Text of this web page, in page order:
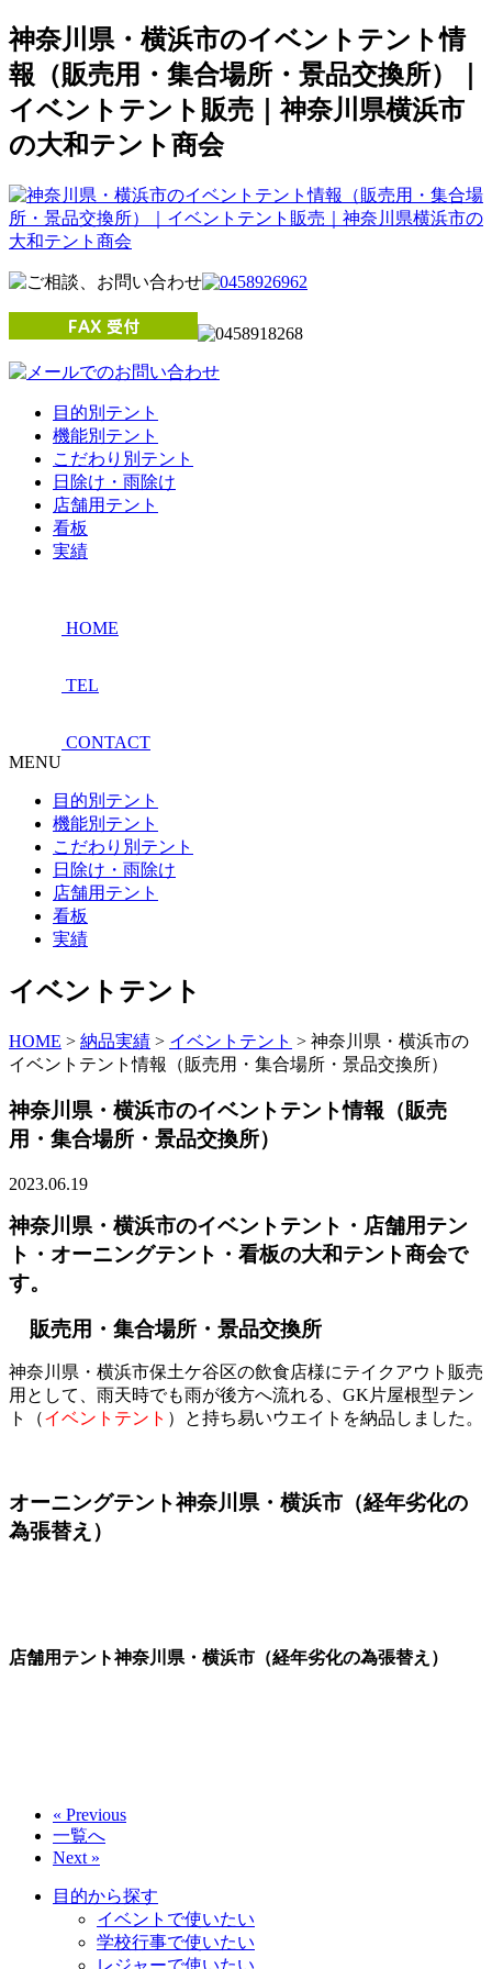
神奈川県・横浜市のイベントテント情
報（販売用・集合場所・景品交換所）｜
イベントテント販売｜神奈川県横浜市
の大和テント商会
目的別テント
機能別テント
こだわり別テント
日除け・雨除け
店舗用テント
看板
実績
HOME
TEL
CONTACT
MENU
目的別テント
機能別テント
こだわり別テント
日除け・雨除け
店舗用テント
看板
実績
イベントテント
HOME > 納品実績 > イベントテント > 神奈川県・横浜市の
イベントテント情報（販売用・集合場所・景品交換所）
神奈川県・横浜市のイベントテント情報（販売
用・集合場所・景品交換所）
2023.06.19
神奈川県・横浜市のイベントテント・店舗用テン
ト・オーニングテント・看板の大和テント商会で
す。
販売用・集合場所・景品交換所
神奈川県・横浜市保土ケ谷区の飲食店様にテイクアウト販売
用として、雨天時でも雨が後方へ流れる、GK片屋根型テン
ト（イベントテント ）と持ち易いウエイトを納品しました。
オーニングテント神奈川県・横浜市（経年劣化の
為張替え）
店舗用テント神奈川県・横浜市（経年劣化の為張替え）
« Previous
一覧へ
Next »
目的から探す
イベントで使いたい
学校行事で使いたい
レジャーで使いたい